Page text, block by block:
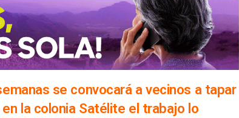
se convocará a vecinos a tapar
la colonia Satélite el trabajo lo